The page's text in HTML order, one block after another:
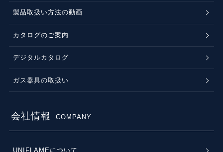
製品取扱い方法の動画
カタログのご案内
デジタルカタログ
ガス器具の取扱い
会社情報 COMPANY
UNIFLAMEについて